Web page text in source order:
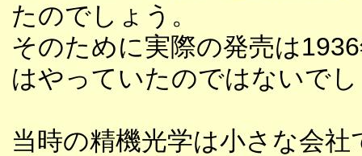
たのでしょう。
そのために実際の発売は
はやっていたのではないで
当時の精機光学は小さな会